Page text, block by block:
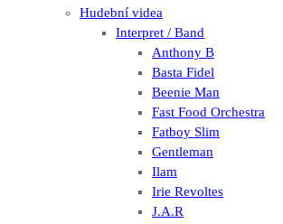
Hudební videa
Interpret / Band
Anthony B
Basta Fidel
Beenie Man
Fast Food Orchestra
Fatboy Slim
Gentleman
Ilam
Irie Revoltes
J.A.R